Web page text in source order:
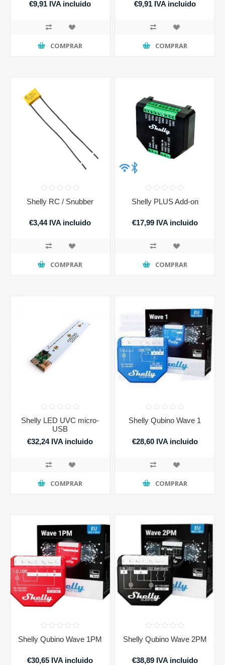
€9,91 IVA incluido
COMPRAR
€9,91 IVA incluido
COMPRAR
Shelly RC / Snubber
€3,44 IVA incluido
COMPRAR
Shelly PLUS Add-on
€17,99 IVA incluido
COMPRAR
Shelly LED UVC micro-
USB
€32,24 IVA incluido
COMPRAR
Shelly Qubino Wave 1
€28,60 IVA incluido
COMPRAR
Shelly Qubino Wave 1PM
€30,65 IVA incluido
Shelly Qubino Wave 2PM
€38,89 IVA incluido